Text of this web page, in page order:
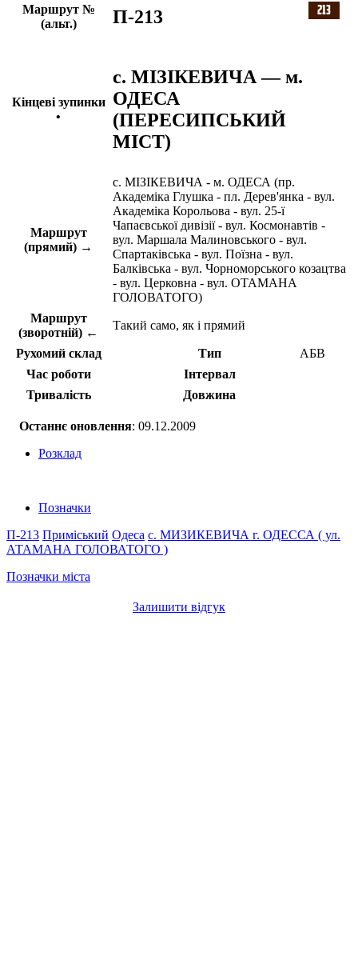
Маршрут №
(альт.)
П-213
Кінцеві зупинки
•
с. МІЗІКЕВИЧА — м.
ОДЕСА
(ПЕРЕСИПСЬКИЙ
МІСТ)
Маршрут
(прямий) →
с. МІЗІКЕВИЧА - м. ОДЕСА (пр.
Академіка Глушка - пл. Дерев'янка - вул.
Академіка Корольова - вул. 25-ї
Чапаєвської дивізії - вул. Космонавтів -
вул. Маршала Малиновського - вул.
Спартаківська - вул. Поїзна - вул.
Балківська - вул. Чорноморського козацтва
- вул. Церковна - вул. ОТАМАНА
ГОЛОВАТОГО)
Маршрут
(зворотній) ←
Такий само, як і прямий
Рухомий склад Тип
АБВ
Час роботи
Інтервал
Тривалість
Довжина
Останнє оновлення: 09.12.2009
Розклад
Позначки
П-213 Приміський Одеса с. МИЗИКЕВИЧА г. ОДЕССА ( ул.
АТАМАНА ГОЛОВАТОГО )
Позначки міста
Залишити відгук